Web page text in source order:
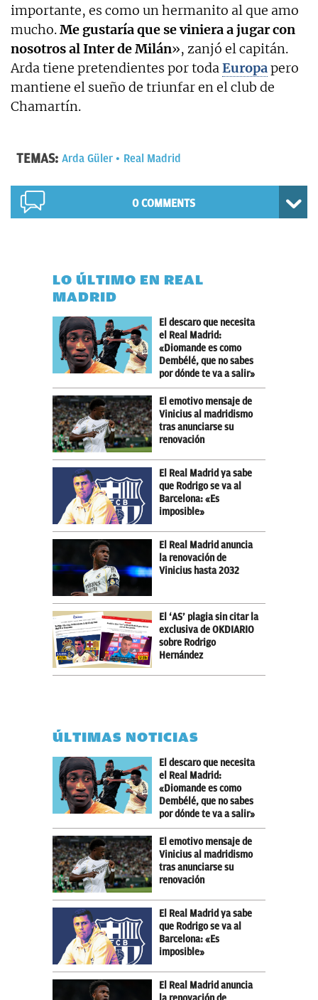
importante, es como un hermanito al que amo
mucho.Me gustaría que se viniera a jugar con
nosotros al Inter de Milán», zanjó el capitán.
Arda tiene pretendientes por todaEuropapero
mantiene el sueño de triunfar en el club de
Chamartín.
TEMAS: Arda Güler Real Madrid
0 COMMENTS
LO ÚLTIMO EN REAL
MADRID
El descaro que necesita
el Real Madrid:
«Diomande es como
Dembélé, que no sabes
por dónde te va a salir»
El emotivo mensaje de
Vinicius al madridismo
tras anunciarse su
renovación
El Real Madrid ya sabe
que Rodrigo se va al
Barcelona: «Es
imposible»
El Real Madrid anuncia
la renovación de
Vinicius hasta 2032
El ‘AS’ plagia sin citar la
exclusiva de OKDIARIO
sobre Rodrigo
Hernández
ÚLTIMAS NOTICIAS
El descaro que necesita
el Real Madrid:
«Diomande es como
Dembélé, que no sabes
por dónde te va a salir»
El emotivo mensaje de
Vinicius al madridismo
tras anunciarse su
renovación
El Real Madrid ya sabe
que Rodrigo se va al
Barcelona: «Es
imposible»
El Real Madrid anuncia